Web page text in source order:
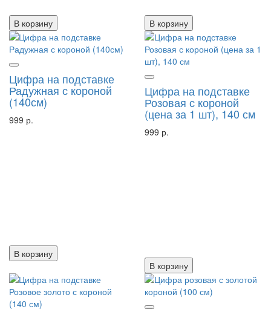
В корзину В корзину
Цифра на подставке
Радужная с короной
(140см)
999 р.
В корзину
Цифра на подставке
Розовая с короной
(цена за 1 шт), 140 см
999 р.
В корзину